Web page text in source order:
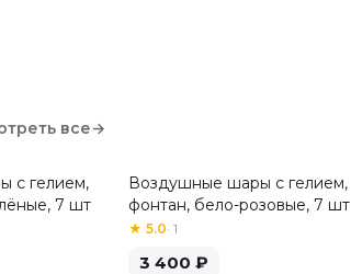
все→
с гелием,
7 шт
Воздушные шары с гелием,
фонтан, бело-розовые, 7 шт
★ 5.0· 1
3 400 ₽